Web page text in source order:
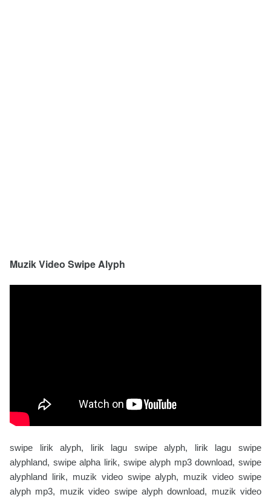
Muzik Video Swipe Alyph
swipe lirik alyph, lirik lagu swipe alyph, lirik lagu swipe
alyphland, swipe alpha lirik, swipe alyph mp3 download, swipe
alyphland lirik, muzik video swipe alyph, muzik video swipe
alyph mp3, muzik video swipe alyph download, muzik video